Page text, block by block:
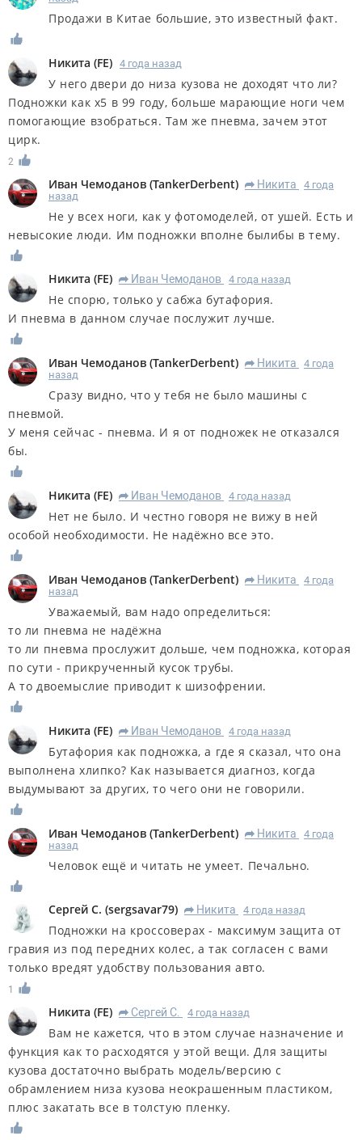
Продажи в Китае большие, это известный факт.
Никита (FE) 4 года назад
У него двери до низа кузова не доходят что ли?
Подножки как х5 в 99 году, больше марающие ноги чем
помогающие взобраться. Там же пневма, зачем этот
цирк.
2
Иван Чемоданов (TankerDerbent) R Никита
4 года
назад
Не у всех ноги, как у фотомоделей, от ушей. Есть и
невысокие люди. Им подножки вполне былибы в тему.
Никита (FE) R Иван Чемоданов 4 года назад
Не спорю, только у сабжа бутафория.
И пневма в данном случае послужит лучше.
Иван Чемоданов (TankerDerbent) R Никита
4 года
назад
Сразу видно, что у тебя не было машины с
пневмой.
У меня сейчас - пневма. И я от подножек не отказался
бы.
Никита (FE) R Иван Чемоданов 4 года назад
Нет не было. И честно говоря не вижу в ней
особой необходимости. Не надёжно все это.
Иван Чемоданов (TankerDerbent) R Никита
4 года
назад
Уважаемый, вам надо определиться:
то ли пневма не надёжна
то ли пневма прослужит дольше, чем подножка, которая
по сути - прикрученный кусок трубы.
А то двоемыслие приводит к шизофрении.
Никита (FE) R Иван Чемоданов 4 года назад
Бутафория как подножка, а где я сказал, что она
выполнена хлипко? Как называется диагноз, когда
выдумывают за других, то чего они не говорили.
Иван Чемоданов (TankerDerbent) R Никита
4 года
назад
Человок ещё и читать не умеет. Печально.
Сергей С. (sergsavar79) R Никита 4 года назад
Подножки на кроссоверах - максимум защита от
гравия из под передних колес, а так согласен с вами
только вредят удобству пользования авто.
1
Никита (FE) R Сергей С. 4 года назад
Вам не кажется, что в этом случае назначение и
функция как то расходятся у этой вещи. Для защиты
кузова достаточно выбрать модель/версию с
обрамлением низа кузова неокрашенным пластиком,
плюс закатать все в толстую пленку.